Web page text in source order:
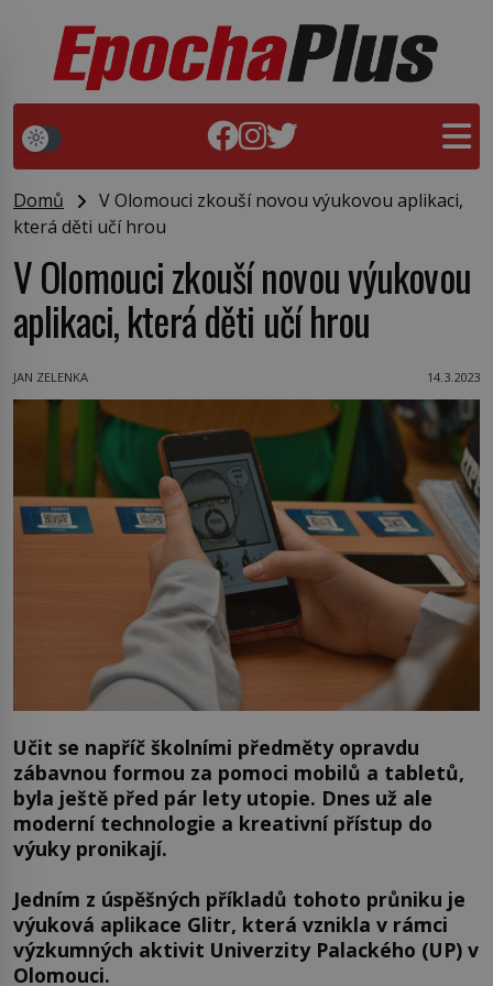
Domů
V Olomouci zkouší novou výukovou aplikaci,
která děti učí hrou
V Olomouci zkouší novou výukovou
aplikaci, která děti učí hrou
JAN ZELENKA 14.3.2023
Učit se napříč školními předměty opravdu
zábavnou formou za pomoci mobilů a tabletů,
byla ještě před pár lety utopie. Dnes už ale
moderní technologie a kreativní přístup do
výuky pronikají.
Jedním z úspěšných příkladů tohoto průniku je
výuková aplikace Glitr, která vznikla v rámci
výzkumných aktivit Univerzity Palackého (UP) v
Olomouci.